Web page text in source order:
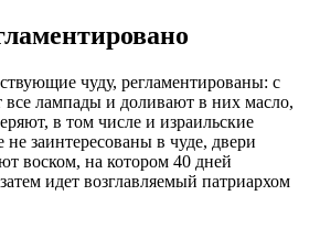
чуду, регламентированы: с
все лампады и доливают в них масло,
в том числе и израильские
заинтересованы в чуде, двери
воском, на котором 40 дней
идет возглавляемый патриархом